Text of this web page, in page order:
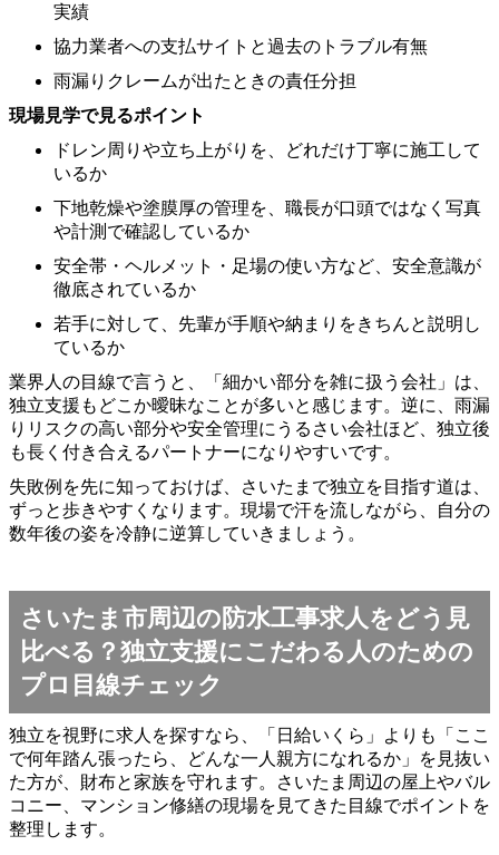
実績
協力業者への支払サイトと過去のトラブル有無
雨漏りクレームが出たときの責任分担
現場見学で見るポイント
ドレン周りや立ち上がりを、どれだけ丁寧に施工して
いるか
下地乾燥や塗膜厚の管理を、職長が口頭ではなく写真
や計測で確認しているか
安全帯・ヘルメット・足場の使い方など、安全意識が
徹底されているか
若手に対して、先輩が手順や納まりをきちんと説明し
ているか
業界人の目線で言うと、「細かい部分を雑に扱う会社」は、
独立支援もどこか曖昧なことが多いと感じます。逆に、雨漏
りリスクの高い部分や安全管理にうるさい会社ほど、独立後
も長く付き合えるパートナーになりやすいです。
失敗例を先に知っておけば、さいたまで独立を目指す道は、
ずっと歩きやすくなります。現場で汗を流しながら、自分の
数年後の姿を冷静に逆算していきましょう。
さいたま市周辺の防水工事求人をどう見
比べる？独立支援にこだわる人のための
プロ目線チェック
独立を視野に求人を探すなら、「日給いくら」よりも「ここ
で何年踏ん張ったら、どんな一人親方になれるか」を見抜い
た方が、財布と家族を守れます。さいたま周辺の屋上やバル
コニー、マンション修繕の現場を見てきた目線でポイントを
整理します。